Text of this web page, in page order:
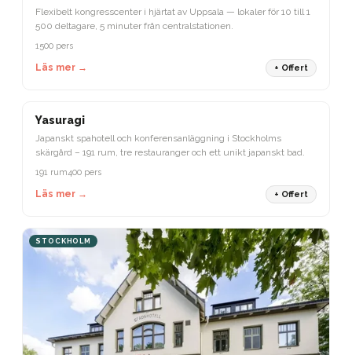
Flexibelt kongresscenter i hjärtat av Uppsala — lokaler för 10 till 1
500 deltagare, 5 minuter från centralstationen.
1500 pers
Läs mer → + Offert
STOCKHOLM
Yasuragi
Japanskt spahotell och konferensanläggning i Stockholms
skärgård – 191 rum, tre restauranger och ett unikt japanskt bad.
191 rum400 pers
Läs mer → + Offert
STOCKHOLM